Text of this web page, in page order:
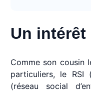
Un
Comme son cousin
particuliers, le RSI
(réseau social